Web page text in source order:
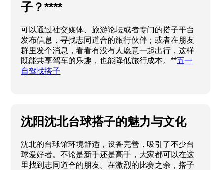
子？****
可以通过社交媒体、旅游论坛或者专门的搭子平台
发布信息，寻找志同道合的旅行伙伴；或者在朋友
群里发个消息，看看有没有人愿意一起出行，这样
既能共享驾车的乐趣，也能降低旅行成本。**五一
自驾找搭子
沈阳沈北台球搭子的魅力与文化
沈北的台球馆环境舒适，设备完善，吸引了不少台
球爱好者。不论是新手还是高手，大家都可以在这
里找到志同道合的朋友。在激烈的比赛之余，搭子